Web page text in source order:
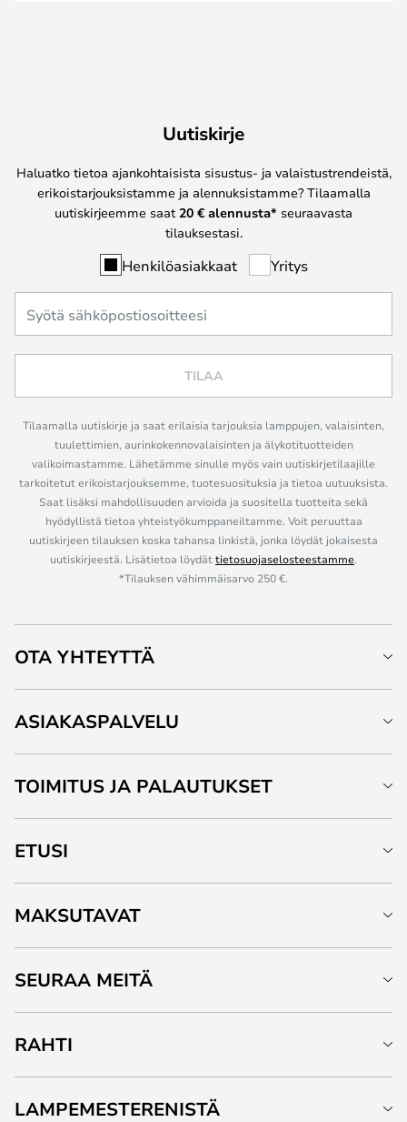
Uutiskirje
Haluatko tietoa ajankohtaisista sisustus- ja valaistustrendeistä,
erikoistarjouksistamme ja alennuksistamme? Tilaamalla
uutiskirjeemme saat 20 € alennusta* seuraavasta
tilauksestasi.
Henkilöasiakkaat Yritys
TILAA
Tilaamalla uutiskirje ja saat erilaisia tarjouksia lamppujen, valaisinten,
tuulettimien, aurinkokennovalaisinten ja älykotituotteiden
valikoimastamme. Lähetämme sinulle myös vain uutiskirjetilaajille
tarkoitetut erikoistarjouksemme, tuotesuosituksia ja tietoa uutuuksista.
Saat lisäksi mahdollisuuden arvioida ja suositella tuotteita sekä
hyödyllistä tietoa yhteistyökumppaneiltamme. Voit peruuttaa
uutiskirjeen tilauksen koska tahansa linkistä, jonka löydät jokaisesta
uutiskirjeestä. Lisätietoa löydättietosuojaselosteestamme.
*Tilauksen vähimmäisarvo 250 €.
OTA YHTEYTTÄ
ASIAKASPALVELU
TOIMITUS JA PALAUTUKSET
ETUSI
MAKSUTAVAT
SEURAA MEITÄ
RAHTI
LAMPEMESTERENISTÄ